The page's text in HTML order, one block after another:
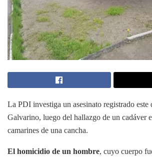
La PDI investiga un asesinato registrado este
Galvarino, luego del hallazgo de un cadáver
camarines de una cancha.
El homicidio de un hombre, cuyo cuerpo